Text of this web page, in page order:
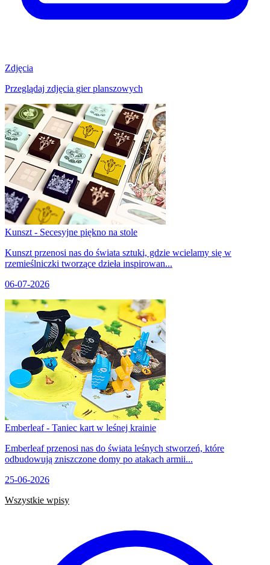
Zdjęcia
Przeglądaj zdjęcia gier planszowych
Kunszt - Secesyjne piękno na stole
Kunszt przenosi nas do świata sztuki, gdzie wcielamy się w
rzemieślniczki tworzące dzieła inspirowan...
06-07-2026
Emberleaf - Taniec kart w leśnej krainie
Emberleaf przenosi nas do świata leśnych stworzeń, które
odbudowują zniszczone domy po atakach armii...
25-06-2026
Wszystkie wpisy